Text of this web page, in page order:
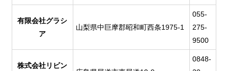
有限会社グラシ
ア
山梨県中巨摩郡昭和町西条1975-1
055-
275-
9500
株式会社リビン
0848-